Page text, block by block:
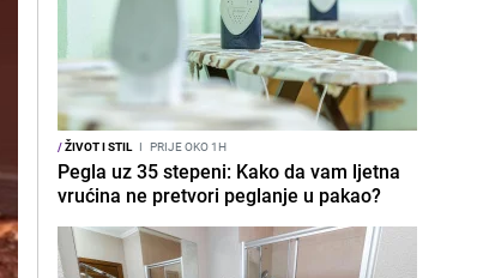
/ŽIVOT I STIL I PRIJE OKO 1H
Pegla uz 35 stepeni: Kako da vam ljetna
vrućina ne pretvori peglanje u pakao?